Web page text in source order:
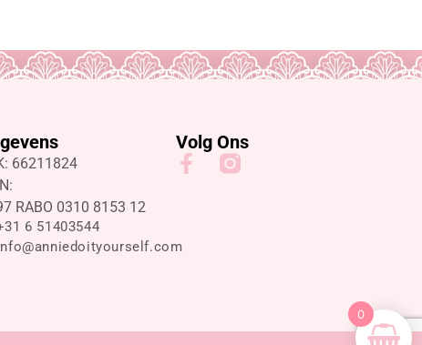
66211824
RABO 0310 8153 12
6 51403544
Volg Ons
0